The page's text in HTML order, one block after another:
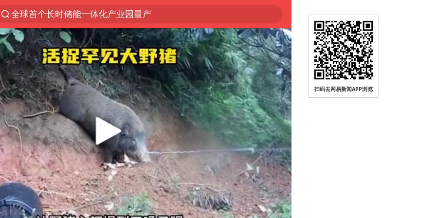
台风白海豚已进入24小时警戒线
“秋天的第一杯奶茶”6岁了
上海：台风白海豚或将带来龙卷风
四川宜宾高县4.9级地震致1死
38岁演员求职万岁山NPC成功
国乒男单横滨冠军赛全军覆没
中巨芯：上半年归母净利润1405.77万元
东航：国内客票提前14天免费退改
日本试射“战斧”导弹，国防部回应
U17国足三连胜晋级明日之星半决赛
中国女篮70-67险胜尼日利亚女篮
扫码去网易新闻APP浏览